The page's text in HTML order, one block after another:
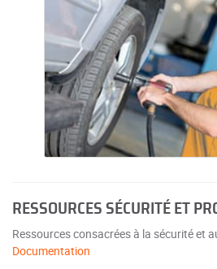
RESSOURCES SÉCURITÉ ET
Ressources consacrées à la sécurité et
Documentation